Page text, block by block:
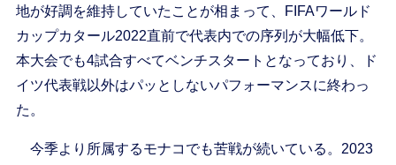
地が好調を維持していたことが相まって、FIFAワールド
カップカタール2022直前で代表内での序列が大幅低下。
本大会でも4試合すべてベンチスタートとなっており、ド
イツ代表戦以外はパッとしないパフォーマンスに終わっ
た。
今季より所属するモナコでも苦戦が続いている。2023